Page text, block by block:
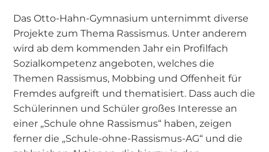
Das Otto-Hahn-Gymnasium unternimmt diverse
Projekte zum Thema Rassismus. Unter anderem
wird ab dem kommenden Jahr ein Profilfach
Sozialkompetenz angeboten, welches die
Themen Rassismus, Mobbing und Offenheit für
Fremdes aufgreift und thematisiert. Dass auch die
Schülerinnen und Schüler großes Interesse an
einer „Schule ohne Rassismus“ haben, zeigen
ferner die „Schule-ohne-Rassismus-AG“ und die